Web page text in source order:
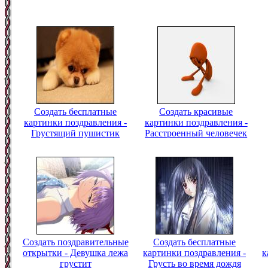
Создать бесплатные
картинки поздравления -
Грустящий пушистик
Создать красивые
картинки поздравления -
Расстроенный человечек
Создать поздравительные
открытки - Девушка лежа
грустит
Создать бесплатные
картинки поздравления -
Грусть во время дождя